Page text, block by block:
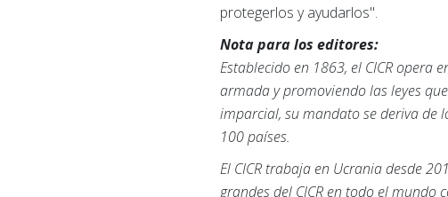
protegerlos y ayudarlos".
Nota para los editores:
Establecido en 1863, el CICR
armada y promoviendo las leyes
imparcial, su mandato se deriva de
100 países.
El CICR trabaja en Ucrania desde
grandes del CICR en todo el